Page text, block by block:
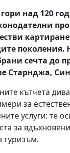
гори над 120
сечта до
Старнджа,
кътчета
за
услуги: те
за
туризъм.